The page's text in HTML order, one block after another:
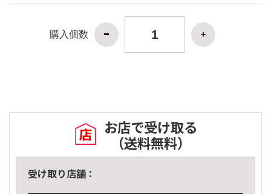
購入個数
お店で受け取る
（送料無料）
受け取り店舗：